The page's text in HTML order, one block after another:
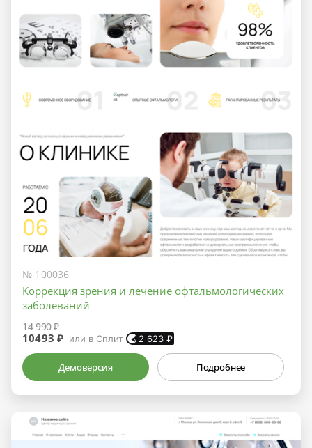
№ 100036
Коррекция зрения и лечение офтальмологических
заболеваний
14 990 ₽
10493 ₽ или в Сплит 2 623 ₽
Демоверсия Подробнее